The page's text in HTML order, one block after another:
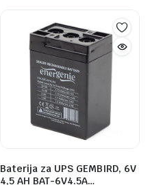
Baterija za UPS GEMBIRD, 6V
4,5 AH BAT-6V4.5A…